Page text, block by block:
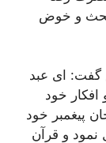
بحث و خوض
اى عبد
افكار خود
پيغمبر خود
نمود و قرآن